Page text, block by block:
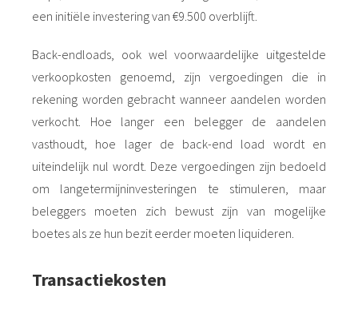
een initiële investering van €9.500 overblijft.
Back-endloads, ook wel voorwaardelijke uitgestelde
verkoopkosten genoemd, zijn vergoedingen die in
rekening worden gebracht wanneer aandelen worden
verkocht. Hoe langer een belegger de aandelen
vasthoudt, hoe lager de back-end load wordt en
uiteindelijk nul wordt. Deze vergoedingen zijn bedoeld
om langetermijninvesteringen te stimuleren, maar
beleggers moeten zich bewust zijn van mogelijke
boetes als ze hun bezit eerder moeten liquideren.
Transactiekosten